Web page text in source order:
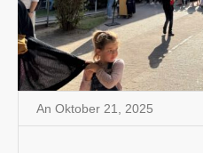
An Oktober 21 2025